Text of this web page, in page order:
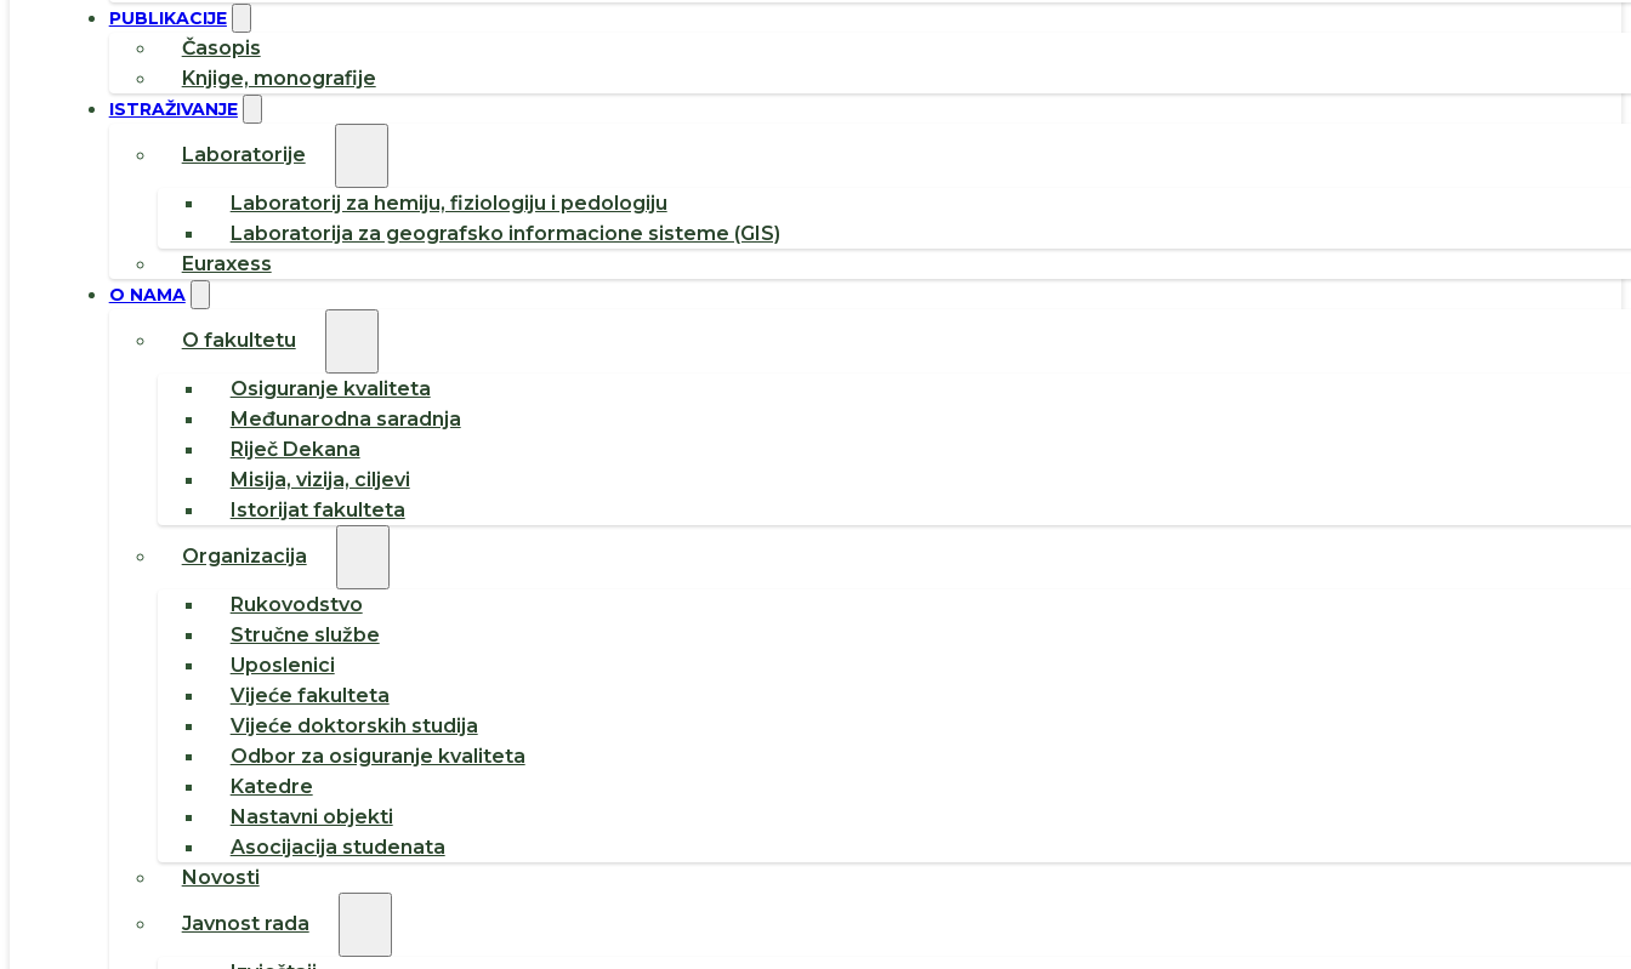
PUBLIKACIJE
Časopis
Knjige, monografije
ISTRAŽIVANJE
Laboratorije
Laboratorij za hemiju, fiziologiju i pedologiju
Laboratorija za geografsko informacione sisteme (GIS)
Euraxess
O NAMA
O fakultetu
Osiguranje kvaliteta
Međunarodna saradnja
Riječ Dekana
Misija, vizija, ciljevi
Istorijat fakulteta
Organizacija
Rukovodstvo
Stručne službe
Uposlenici
Vijeće fakulteta
Vijeće doktorskih studija
Odbor za osiguranje kvaliteta
Katedre
Nastavni objekti
Asocijacija studenata
Novosti
Javnost rada